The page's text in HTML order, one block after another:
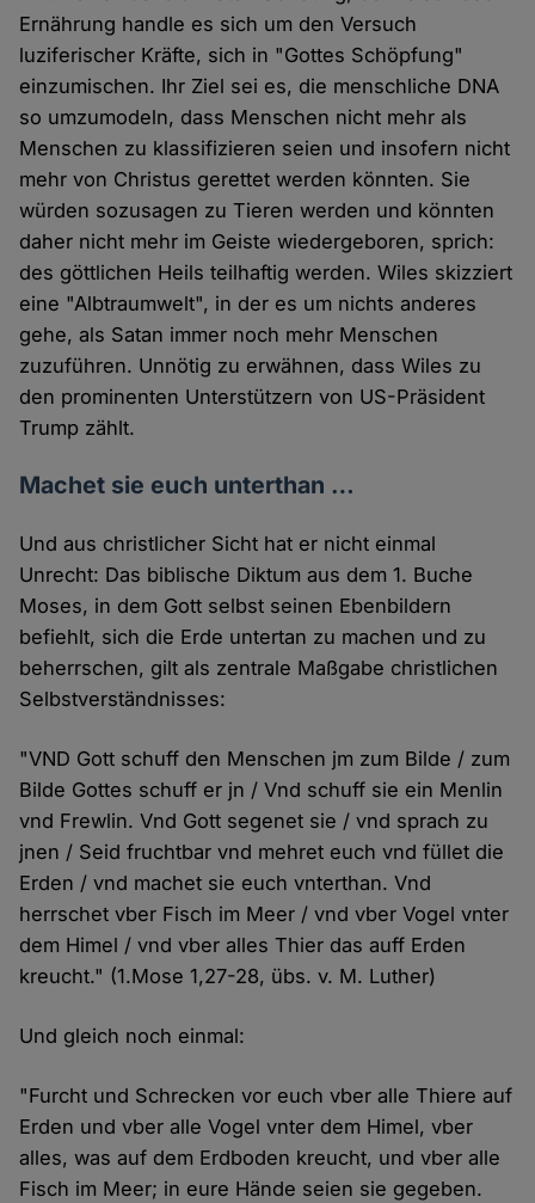
Ernährung handle es sich um den Versuch
luziferischer Kräfte, sich in "Gottes Schöpfung"
einzumischen. Ihr Ziel sei es, die menschliche DNA
so umzumodeln, dass Menschen nicht mehr als
Menschen zu klassifizieren seien und insofern nicht
mehr von Christus gerettet werden könnten. Sie
würden sozusagen zu Tieren werden und könnten
daher nicht mehr im Geiste wiedergeboren, sprich:
des göttlichen Heils teilhaftig werden. Wiles skizziert
eine "Albtraumwelt", in der es um nichts anderes
gehe, als Satan immer noch mehr Menschen
zuzuführen. Unnötig zu erwähnen, dass Wiles zu
den prominenten Unterstützern von US-Präsident
Trump zählt.
Machet sie euch unterthan …
Und aus christlicher Sicht hat er nicht einmal
Unrecht: Das biblische Diktum aus dem 1. Buche
Moses, in dem Gott selbst seinen Ebenbildern
befiehlt, sich die Erde untertan zu machen und zu
beherrschen, gilt als zentrale Maßgabe christlichen
Selbstverständnisses:
"VND Gott schuff den Menschen jm zum Bilde / zum
Bilde Gottes schuff er jn / Vnd schuff sie ein Menlin
vnd Frewlin. Vnd Gott segenet sie / vnd sprach zu
jnen / Seid fruchtbar vnd mehret euch vnd füllet die
Erden / vnd machet sie euch vnterthan. Vnd
herrschet vber Fisch im Meer / vnd vber Vogel vnter
dem Himel / vnd vber alles Thier das auff Erden
kreucht." (1.Mose 1,27-28, übs. v. M. Luther)
Und gleich noch einmal:
"Furcht und Schrecken vor euch vber alle Thiere auf
Erden und vber alle Vogel vnter dem Himel, vber
alles, was auf dem Erdboden kreucht, und vber alle
Fisch im Meer; in eure Hände seien sie gegeben.